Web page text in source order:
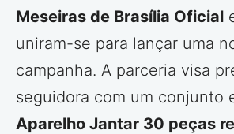
Meseiras de Brasília Oficial
uniram-se para lançar uma
campanha. A parceria visa
seguidora com um conjunto
Aparelho Jantar 30 peças